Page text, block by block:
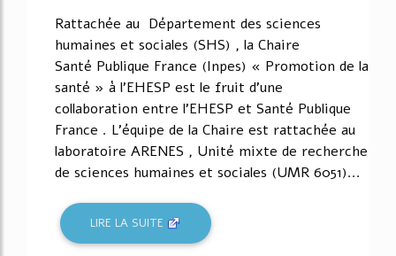
Rattachée au Département des sciences
humaines et sociales (SHS) , la Chaire
Santé Publique France (Inpes) « Promotion de la
santé » à l'EHESP est le fruit d'une
collaboration entre l'EHESP et Santé Publique
France . L'équipe de la Chaire est rattachée au
laboratoire ARENES , Unité mixte de recherche
de sciences humaines et sociales (UMR 6051)...
LIRE LA SUITE